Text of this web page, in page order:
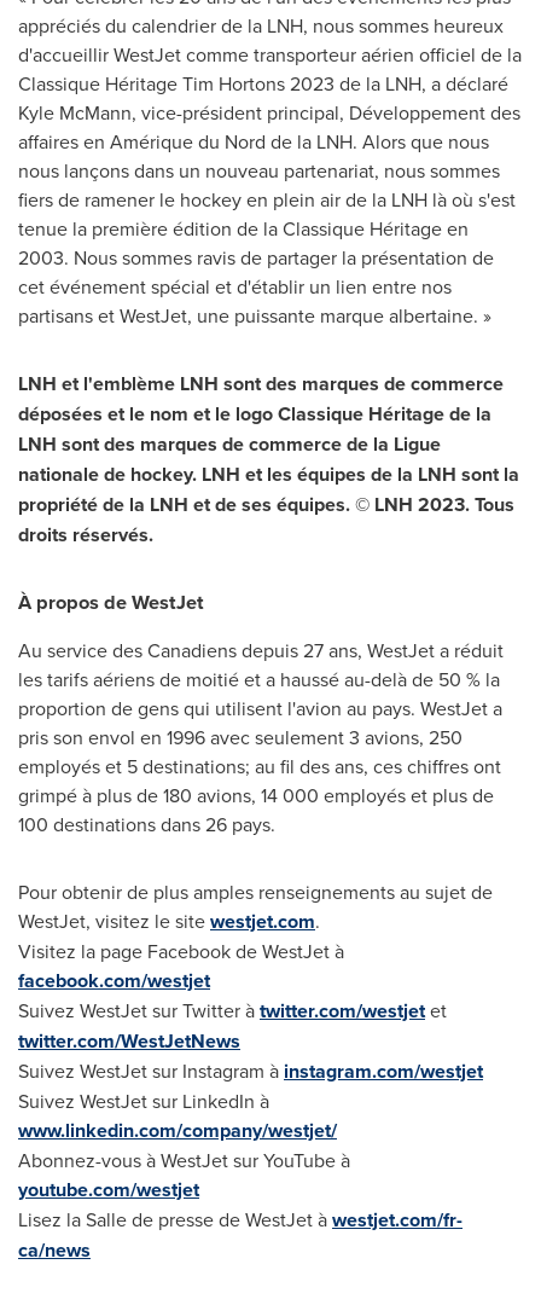
appréciés du calendrier de la LNH, nous sommes heureux
d'accueillir WestJet comme transporteur aérien officiel de la
Classique Héritage Tim Hortons 2023 de la LNH, a déclaré
Kyle McMann, vice-président principal, Développement des
affaires en Amérique du Nord de la LNH. Alors que nous
nous lançons dans un nouveau partenariat, nous sommes
fiers de ramener le hockey en plein air de la LNH là où s'est
tenue la première édition de la Classique Héritage en
2003. Nous sommes ravis de partager la présentation de
cet événement spécial et d'établir un lien entre nos
partisans et WestJet, une puissante marque albertaine. »
LNH et l'emblème LNH sont des marques de commerce
déposées et le nom et le logo Classique Héritage de la
LNH sont des marques de commerce de la Ligue
nationale de hockey. LNH et les équipes de la LNH sont la
propriété de la LNH et de ses équipes. © LNH 2023. Tous
droits réservés.
À propos de WestJet
Au service des Canadiens depuis 27 ans, WestJet a réduit
les tarifs aériens de moitié et a haussé au-delà de 50 % la
proportion de gens qui utilisent l'avion au pays. WestJet a
pris son envol en 1996 avec seulement 3 avions, 250
employés et 5 destinations; au fil des ans, ces chiffres ont
grimpé à plus de 180 avions, 14000 employés et plus de
100 destinations dans 26 pays.
Pour obtenir de plus amples renseignements au sujet de
WestJet, visitez le sitewestjet.com.
Visitez la page Facebook de WestJet à
facebook.com/westjet
Suivez WestJet sur Twitter àtwitter.com/westjetet
twitter.com/WestJetNews
Suivez WestJet sur Instagram à instagram.com/westjet
Suivez WestJet sur LinkedIn à
www.linkedin.com/company/westjet/
Abonnez-vous à WestJet sur YouTube à
youtube.com/westjet
Lisez laSalle de presse de WestJet àwestjet.com/fr-
ca/news